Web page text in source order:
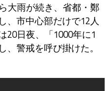
大雨が続き、省都・鄭
、市中心部だけで12人
20日夜、「1000年に1
警戒を呼び掛けた。